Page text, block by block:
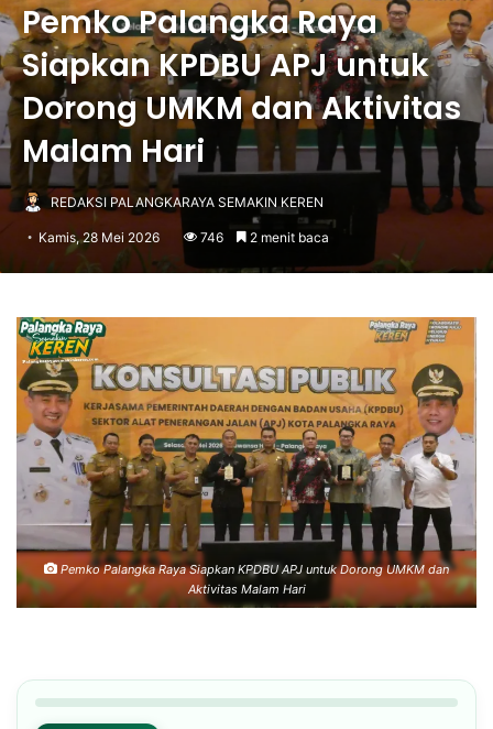
Pemko Palangka Raya
Siapkan KPDBU APJ untuk
Dorong UMKM dan Aktivitas
Malam Hari
REDAKSI PALANGKARAYA SEMAKIN KEREN
Kamis, 28 Mei 2026 746 2 menit baca
Pemko Palangka Raya Siapkan KPDBU APJ untuk Dorong UMKM dan
Aktivitas Malam Hari